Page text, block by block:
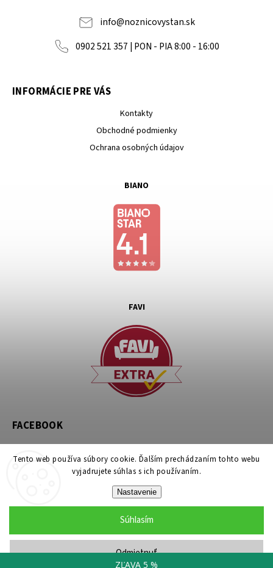
Tento web používa súbory cookie. Ďalším prechádzaním tohto webu
vyjadrujete súhlas s ich používaním.
Nastavenie
Odmietnuť
Súhlasím
info@noznicovystan.sk
0902 521 357 | PON - PIA 8:00 - 16:00
INFORMÁCIE PRE VÁS
Kontakty
Obchodné podmienky
Ochrana osobných údajov
BIANO
FAVI
FACEBOOK
noznicovystan.sk
Grafický návrh vytvořil a nakódoval
ZĽAVA 5 %